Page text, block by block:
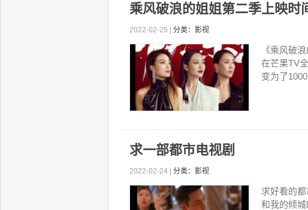
乘风破浪的姐姐第二季上映时
2022-02-25 | 分类：影视
《乘风破
在芒果TV
变为了
求一部都市电视剧
2022-02-24 | 分类：影视
求好看的
和我的倾